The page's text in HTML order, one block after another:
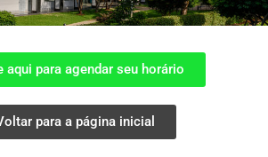
aqui para agendar seu horário
para a página inicial